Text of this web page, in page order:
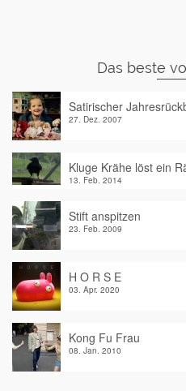
Das beste
Satirischer
27. Dez. 2007
Kluge Krähe löst ein
13. Feb. 2014
Stift anspitzen
23. Feb. 2009
H O R S E
03. Apr. 2020
Kong Fu Frau
08. Jan. 2010